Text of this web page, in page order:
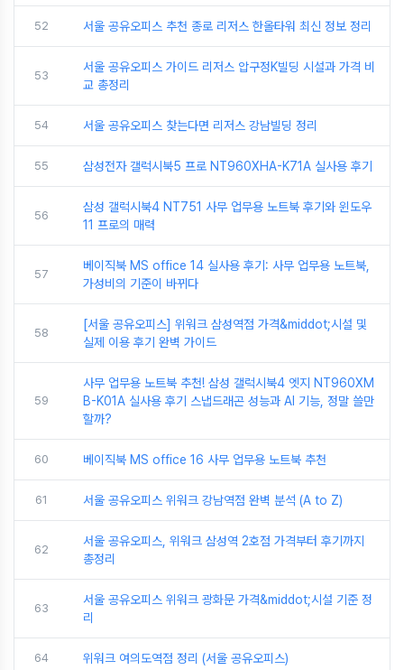
52 서울 공유오피스 추천 종로 리저스 한올타워 최신 정보 정리
53
서울 공유오피스 가이드 리저스 압구정K빌딩 시설과 가격 비
교 총정리
54 서울 공유오피스 찾는다면 리저스 강남빌딩 정리
55 삼성전자 갤럭시북5 프로 NT960XHA-K71A 실사용 후기
56
삼성 갤럭시북4 NT751 사무 업무용 노트북 후기와 윈도우
11 프로의 매력
57
베이직북 MS office 14 실사용 후기: 사무 업무용 노트북,
가성비의 기준이 바뀌다
58
[서울 공유오피스] 위워크 삼성역점 가격&middot;시설 및
실제 이용 후기 완벽 가이드
59
사무 업무용 노트북 추천! 삼성 갤럭시북4 엣지 NT960XM
B-K01A 실사용 후기 스냅드래곤 성능과 AI 기능, 정말 쓸만
할까?
60 베이직북 MS office 16 사무 업무용 노트북 추천
61 서울 공유오피스 위워크 강남역점 완벽 분석 (A to Z)
62
서울 공유오피스, 위워크 삼성역 2호점 가격부터 후기까지
총정리
63
서울 공유오피스 위워크 광화문 가격&middot;시설 기준 정
리
64 위워크 여의도역점 정리 (서울 공유오피스)